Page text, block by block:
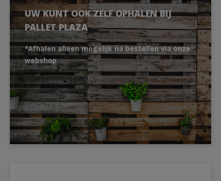
UW KUNT OOK ZELF OPHALEN BIJ
PALLET PLAZA
*Afhalen alleen mogelijk na bestellen via onze
webshop